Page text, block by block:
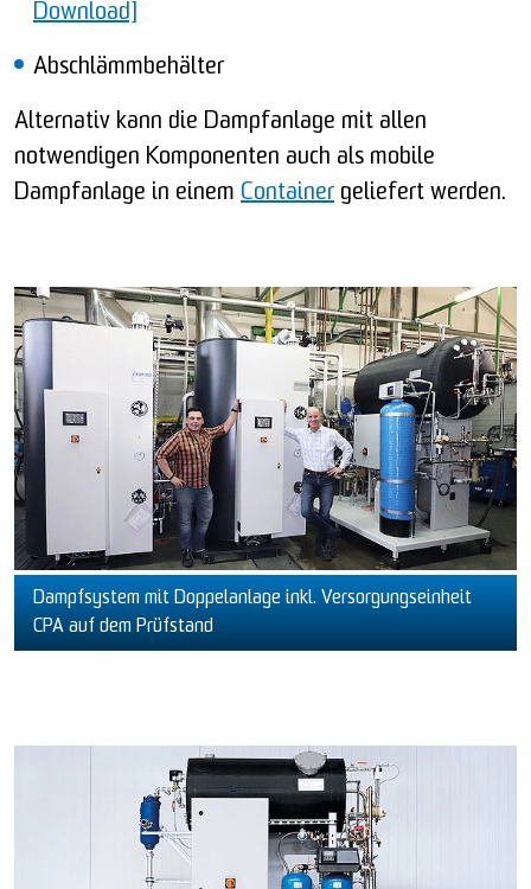
Download]
Abschlämmbehälter
Alternativ kann die Dampfanlage mit allen
notwendigen Komponenten auch als mobile
Dampfanlage in einem Container geliefert werden.
Dampfsystem mit Doppelanlage inkl. Versorgungseinheit
CPA auf dem Prüfstand